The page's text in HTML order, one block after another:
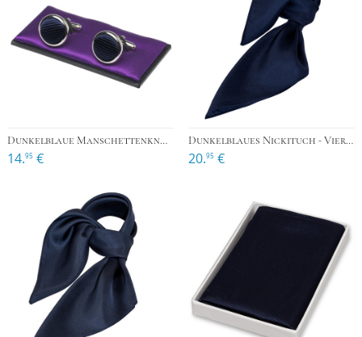
Dunkelblaue Manschettenknöpfe
14.95 €
Dunkelblaues Nickituch - Viereckig
20.95 €